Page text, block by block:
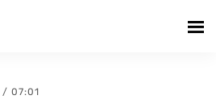
/ 07:01